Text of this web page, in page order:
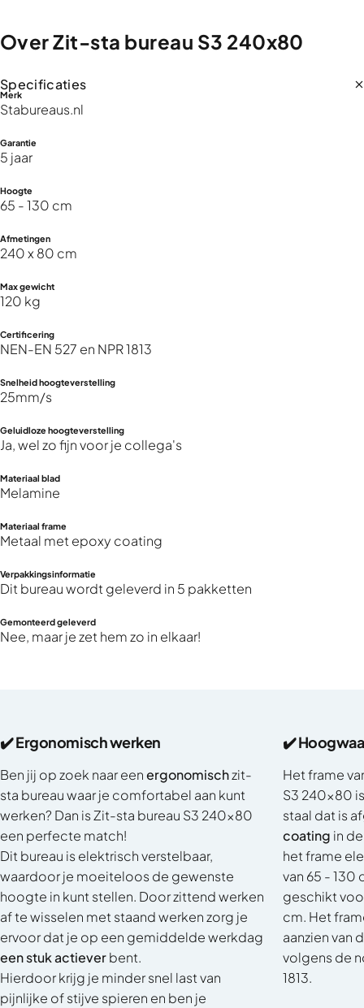
OverZit-sta bureau S3 240x80
Specificaties
Merk
Stabureaus.nl
Garantie
5 jaar
Hoogte
65 - 130 cm
Afmetingen
240 x 80 cm
Max gewicht
120 kg
Certificering
NEN-EN 527 en NPR 1813
Snelheid hoogteverstelling
25mm/s
Geluidloze hoogteverstelling
Ja, wel zo fijn voor je collega's
Materiaal blad
Melamine
Materiaal frame
Metaal met epoxy coating
Verpakkingsinformatie
Dit bureau wordt geleverd in 5 pakketten
Gemonteerd geleverd
Nee, maar je zet hem zo in elkaar!
✔️ Ergonomisch werken
Ben jij op zoek naar eenergonomischzit-
sta bureau waar je comfortabel aan kunt
werken? Dan is Zit-sta bureau S3 240x80
een perfecte match!
Dit bureau is elektrisch verstelbaar,
waardoor je moeiteloos de gewenste
hoogte in kunt stellen. Door zittend werken
af te wisselen met staand werken zorg je
ervoor dat je op een gemiddelde werkdag
een stuk actieverbent.
Hierdoor krijg je minder snel last van
pijnlijke of stijve spieren en ben je
✔️
Het frame
S3 240x80
staal dat is
coating in
het frame
van 65 - 130
geschikt
cm. Het
aanzien van
volgens de
1813.